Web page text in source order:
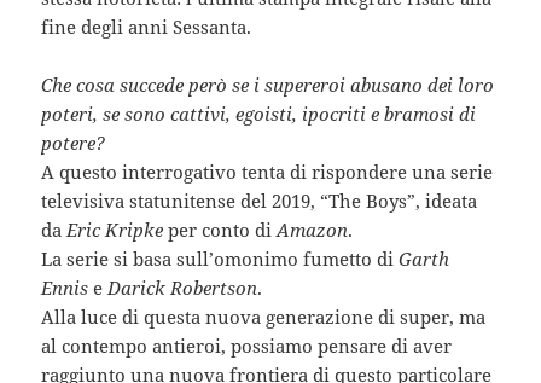
fine degli anni Sessanta.
Che cosa succede però se i supereroi abusano dei loro
poteri, se sono cattivi, egoisti, ipocriti e bramosi di
potere?
A questo interrogativo tenta di rispondere una serie
televisiva statunitense del 2019, “The Boys”, ideata
da Eric Kripke per conto diAmazon.
La serie si basa sull’omonimo fumetto diGarth
Ennis e Darick Robertson.
Alla luce di questa nuova generazione di super, ma
al contempo antieroi, possiamo pensare di aver
raggiunto una nuova frontiera di questo particolare